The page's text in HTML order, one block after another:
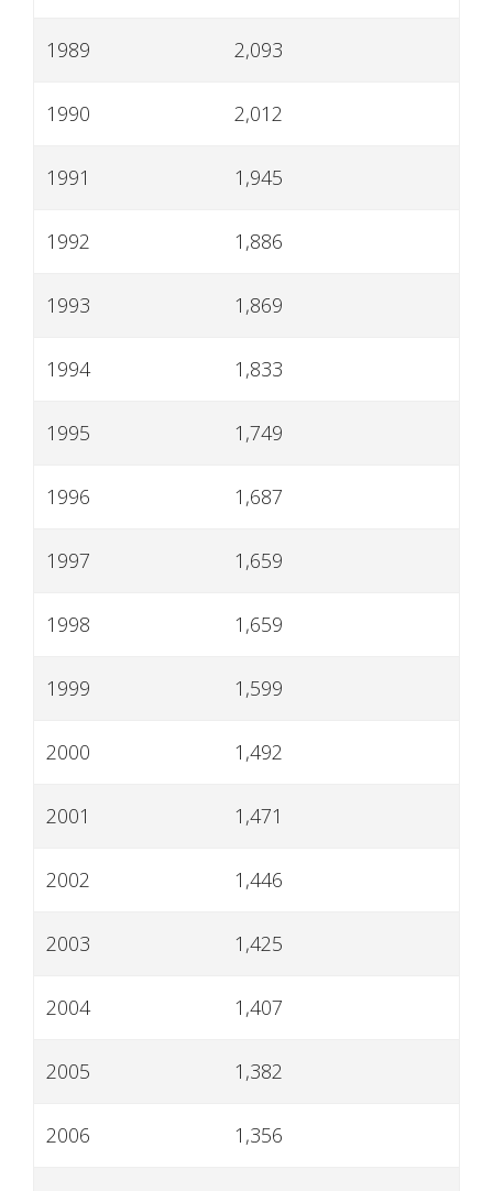
1989 2,093
1990 2,012
1991 1,945
1992 1,886
1993 1,869
1994 1,833
1995 1,749
1996 1,687
1997 1,659
1998 1,659
1999 1,599
2000 1,492
2001 1,471
2002 1,446
2003 1,425
2004 1,407
2005 1,382
2006 1,356